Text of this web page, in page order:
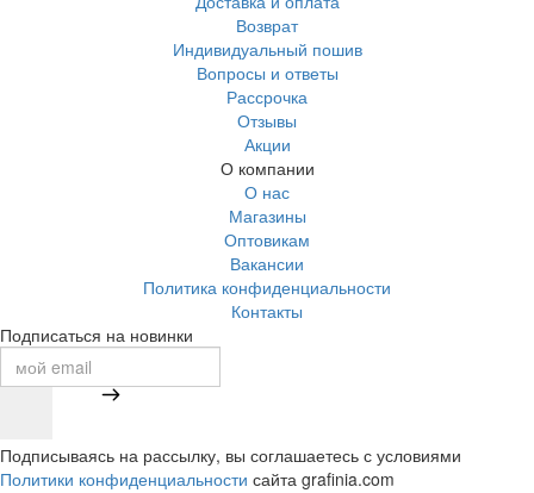
Возврат
Индивидуальный пошив
Вопросы и ответы
Рассрочка
Отзывы
Акции
О компании
О нас
Магазины
Оптовикам
Вакансии
Политика конфиденциальности
Контакты
Подписаться на новинки
Подписываясь на рассылку, вы соглашаетесь с условиями
Политики конфиденциальности сайта grafinia.com